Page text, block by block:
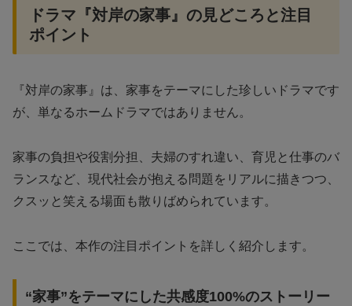
ドラマ『対岸の家事』の見どころと注目
ポイント
『対岸の家事』は、家事をテーマにした珍しいドラマです
が、単なるホームドラマではありません。
家事の負担や役割分担、夫婦のすれ違い、育児と仕事のバ
ランスなど、現代社会が抱える問題をリアルに描きつつ、
クスッと笑える場面も散りばめられています。
ここでは、本作の注目ポイントを詳しく紹介します。
“家事”をテーマにした共感度100%のストーリー